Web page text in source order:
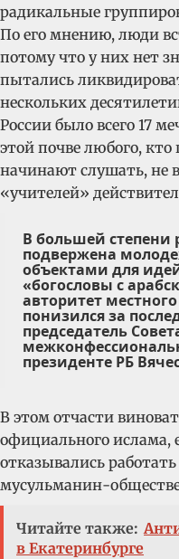
радикальные
По его мнению, люди
потому что у них нет
пытались
нескольких
России было всего 17
этой почве любого,
начинают слушать, не
«учителей»
В большей
подвержена
объектами для
«богословы с
авторитет
понизился за
председатель
президенте РБ
В этом отчасти
официального ислама,
отказывались
мусульманин-
Читайте также:
в Екатеринбурге